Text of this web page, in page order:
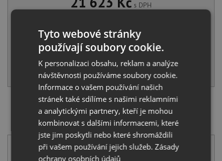
s DPH
SKLADEM U VÝROBCE
KOUPIT
SET Blanco AXIA III 45 S šedá skála s excentrem +
skleněná krájecí deska 523184 + Blanco AVONA-S
šedá skála 521285
Tyto webové stránky
používají soubory cookie.
K personalizaci obsahu, reklam a analýze
návštěvnosti používáme soubory cookie.
Informace o vašem používání našich
stránek také sdílíme s našimi reklamními
a analytickými partnery, kteří je mohou
kombinovat s dalšími informacemi, které
jste jim poskytli nebo které shromáždili
při vašem používání jejich služeb.Zásady
ochrany osobních údajů